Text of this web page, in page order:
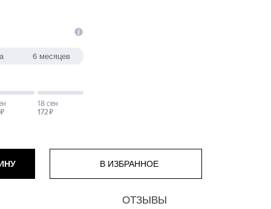
ОТЗЫВЫ